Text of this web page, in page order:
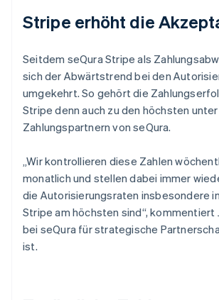
Stripe erhöht die
Seitdem seQura Stripe als
sich der Abwärtstrend bei den
umgekehrt. So gehört die
Stripe denn auch zu den höchsten
Zahlungspartnern von seQura.
„Wir kontrollieren diese Zahlen
monatlich und stellen dabei immer
die Autorisierungsraten insbesondere
Stripe am höchsten sind“, kommentiert
bei seQura für strategische
ist.